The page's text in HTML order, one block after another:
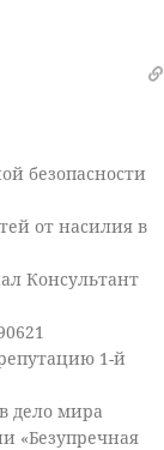
безопасности
от насилия в
Консультант
1-й
дело мира
«Безупречная